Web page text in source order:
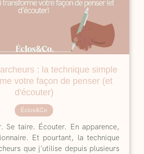
: la technique simple
votre façon de penser (et
d'écouter)
Éclos&Co
Se taire. Écouter. En apparence,
Et pourtant, la technique
que j'utilise depuis plusieurs